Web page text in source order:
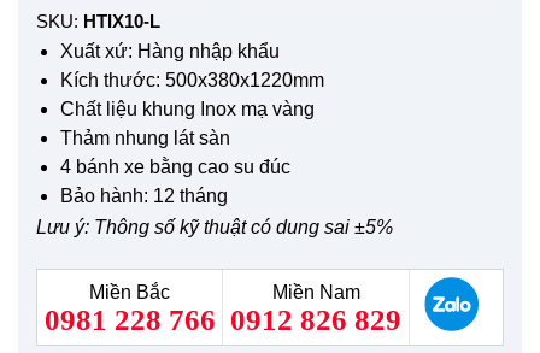
SKU: HTIX10-L
Xuất xứ: Hàng nhập khẩu
Kích thước: 500x380x1220mm
Chất liệu khung Inox mạ vàng
Thảm nhung lát sàn
4 bánh xe bằng cao su đúc
Bảo hành: 12 tháng
Lưu ý: Thông số kỹ thuật có dung sai ±5%
Miền Bắc
0981 228 766
Miền Nam
0912 826 829